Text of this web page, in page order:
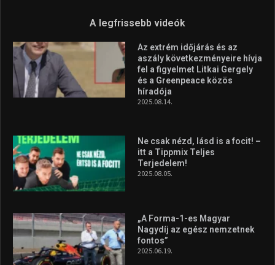
A legfrissebb videók
Az extrém időjárás és az
aszály következményeire hívja
fel a figyelmet Litkai Gergely
és a Greenpeace közös
híradója
2025.08.14.
Ne csak nézd, lásd is a focit! –
itt a Tippmix Teljes
Terjedelem!
2025.08.05.
„A Forma-1-es Magyar
Nagydíj az egész nemzetnek
fontos”
2025.06.19.